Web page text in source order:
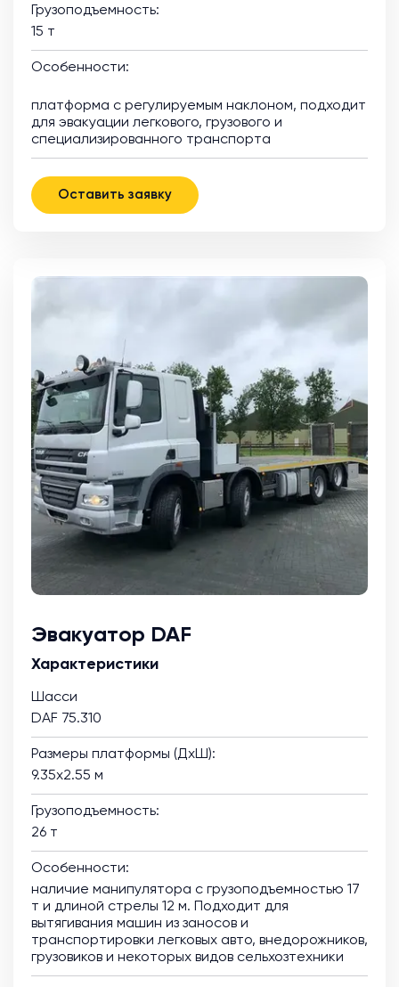
Грузоподъемность:
15 т
Особенности:
платформа с регулируемым наклоном, подходит
для эвакуации легкового, грузового и
специализированного транспорта
Оставить заявку
Эвакуатор DAF
Характеристики
Шасси
DAF 75.310
Размеры платформы (ДхШ):
9.35х2.55 м
Грузоподъемность:
26 т
Особенности:
наличие манипулятора с грузоподъемностью 17
т и длиной стрелы 12 м. Подходит для
вытягивания машин из заносов и
транспортировки легковых авто, внедорожников,
грузовиков и некоторых видов сельхозтехники